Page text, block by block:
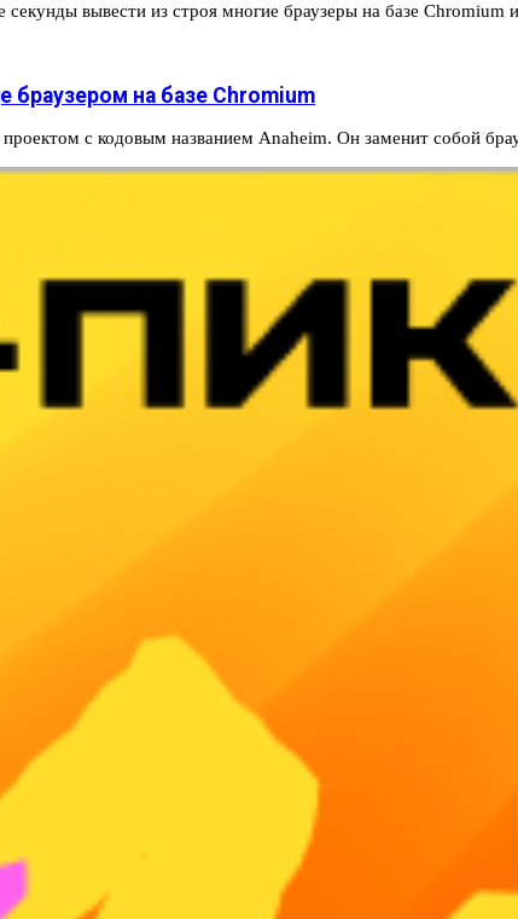
секунды вывести из строя многие браузеры на базе Chromium
браузером на базе Chromium
с кодовым названием Anaheim. Он заменит собой